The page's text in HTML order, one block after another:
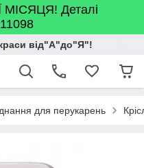
Деталі
від"А"до"Я"!
для перукарень